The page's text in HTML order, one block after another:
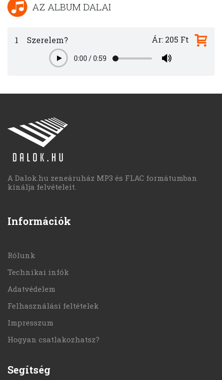
AZ ALBUM DALAI
1 Szerelem?
Play0:00 /0:59
Ár: 205 Ft
A Dalok.hu zeneáruház MP3 és FLAC formátumban
kínálja felvételeit.
Információk
Rólunk
Technikai infók
Adatvédelem
Felhasználási feltételek
Impresszum
Hogyan csatlakozhatsz?
Segítség